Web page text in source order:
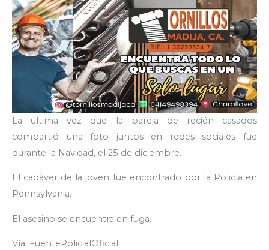
La última vez que la pareja de recién casados
compartió una foto juntos en redes sociales fue
durante la Navidad, el 25 de diciembre.
El cadáver de la joven fue encontrado por la Policía en
Pennsylvania.
El asesino se encuentra en fuga.
Vía: FuentePolicialOficial